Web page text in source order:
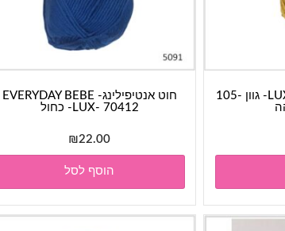
חוט אנטיפילינג- EVERYDAY BEBE
LUX- 70412- כחול
₪22.00
הוסף לסל
חוט כותנה- לוקסור LUXOR- גוון 105-